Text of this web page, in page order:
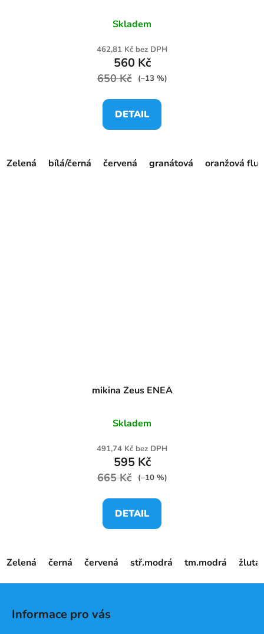
Skladem
462,81 Kč bez DPH
560 Kč
650 Kč (–13 %)
DETAIL
Zelená bílá/černá červená granátová oranžová fluo
mikina Zeus ENEA
Skladem
491,74 Kč bez DPH
595 Kč
665 Kč (–10 %)
DETAIL
Zelená černá červená stř.modrá tm.modrá žlutá
Informace pro vás